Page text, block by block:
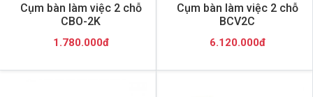
Cụm bàn làm việc 2 chỗ
CBO-2K
1.780.000đ
Cụm bàn làm việc 2 chỗ
BCV2C
6.120.000đ